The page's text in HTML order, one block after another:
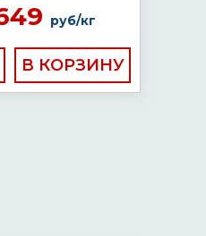
руб/кг